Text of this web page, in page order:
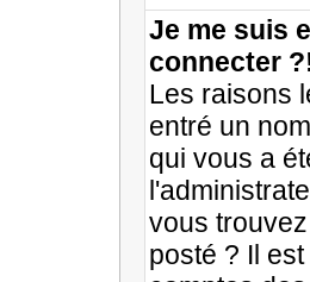
Je me suis
connecter
Les raisons
entré un
qui vous a
vous
posté ? Il